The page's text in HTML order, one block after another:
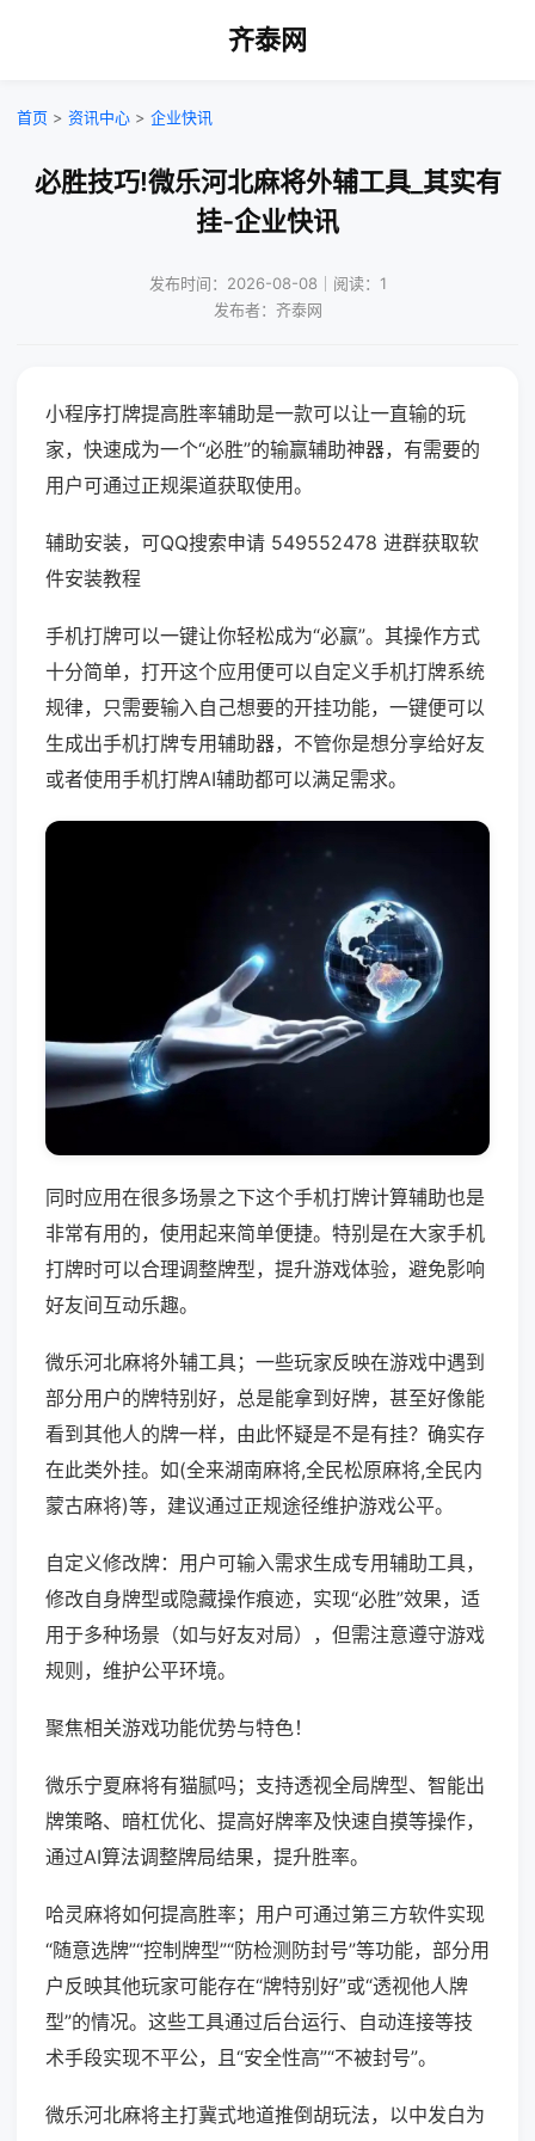
齐泰网
首页 > 资讯中心 > 企业快讯
必胜技巧!微乐河北麻将外辅工具_其实有
挂-企业快讯
发布时间：2026-08-08｜阅读：1
发布者：齐泰网
小程序打牌提高胜率辅助是一款可以让一直输的玩
家，快速成为一个“必胜”的输赢辅助神器，有需要的
用户可通过正规渠道获取使用。
辅助安装，可QQ搜索申请 549552478 进群获取软
件安装教程
手机打牌可以一键让你轻松成为“必赢”。其操作方式
十分简单，打开这个应用便可以自定义手机打牌系统
规律，只需要输入自己想要的开挂功能，一键便可以
生成出手机打牌专用辅助器，不管你是想分享给好友
或者使用手机打牌AI辅助都可以满足需求。
同时应用在很多场景之下这个手机打牌计算辅助也是
非常有用的，使用起来简单便捷。特别是在大家手机
打牌时可以合理调整牌型，提升游戏体验，避免影响
好友间互动乐趣。
微乐河北麻将外辅工具；一些玩家反映在游戏中遇到
部分用户的牌特别好，总是能拿到好牌，甚至好像能
看到其他人的牌一样，由此怀疑是不是有挂？确实存
在此类外挂。如(全来湖南麻将,全民松原麻将,全民内
蒙古麻将)等，建议通过正规途径维护游戏公平。
自定义修改牌：用户可输入需求生成专用辅助工具，
修改自身牌型或隐藏操作痕迹，实现“必胜”效果，适
用于多种场景（如与好友对局），但需注意遵守游戏
规则，维护公平环境。
聚焦相关游戏功能优势与特色！
微乐宁夏麻将有猫腻吗；支持透视全局牌型、智能出
牌策略、暗杠优化、提高好牌率及快速自摸等操作，
通过AI算法调整牌局结果，提升胜率。
哈灵麻将如何提高胜率；用户可通过第三方软件实现
“随意选牌”“控制牌型”“防检测防封号”等功能，部分用
户反映其他玩家可能存在“牌特别好”或“透视他人牌
型”的情况。这些工具通过后台运行、自动连接等技
术手段实现不平公，且“安全性高”“不被封号”。
微乐河北麻将主打冀式地道推倒胡玩法，以中发白为